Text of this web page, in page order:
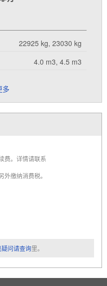
22925 kg, 23030 kg
4.0 m3, 4.5 m3
多
费。详情请联系
缴纳消费税。
疑问请查询里。